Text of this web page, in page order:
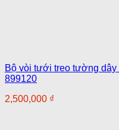
Bộ vòi tưới treo tường
899120
2,500,000 ₫